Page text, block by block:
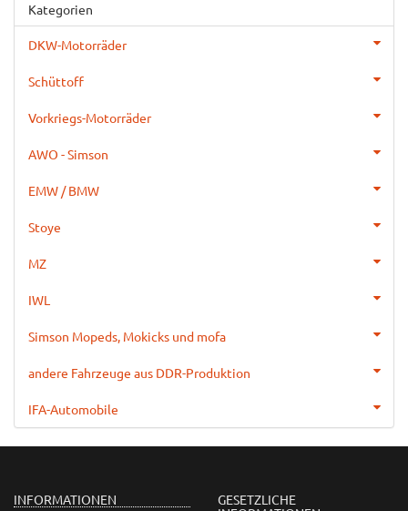
Kategorien
DKW-Motorräder
Schüttoff
Vorkriegs-Motorräder
AWO - Simson
EMW / BMW
Stoye
MZ
IWL
Simson Mopeds, Mokicks und mofa
andere Fahrzeuge aus DDR-Produktion
IFA-Automobile
INFORMATIONEN
GESETZLICHE